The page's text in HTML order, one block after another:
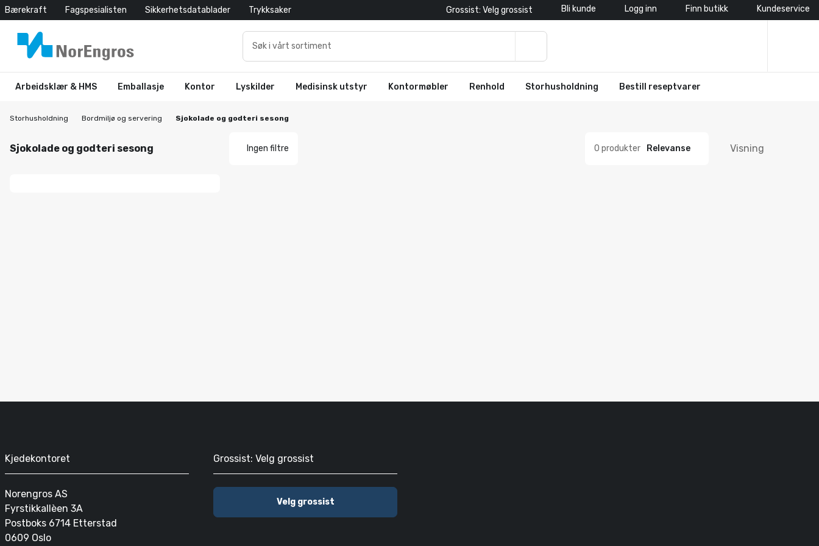
Bærekraft Fagspesialisten Sikkerhetsdatablader Trykksaker Grossist: Velg grossist Bli kunde Logg inn Finn butikk Kundeservice
Arbeidsklær & HMS Emballasje Kontor Lyskilder Medisinsk utstyr Kontormøbler Renhold Storhusholdning Bestill reseptvarer
Storhusholdning Bordmiljø og servering Sjokolade og godteri sesong
Sjokolade og godteri sesong Ingen filtre 0 produkter Relevanse Visning
Kjedekontoret
Norengros AS
Fyrstikkallèen 3A
Postboks 6714 Etterstad
0609 Oslo
Grossist: Velg grossist
Velg grossist